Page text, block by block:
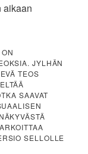
aikaan
JYLHÄN
TEOS
SAAVAT
SELLOLLE